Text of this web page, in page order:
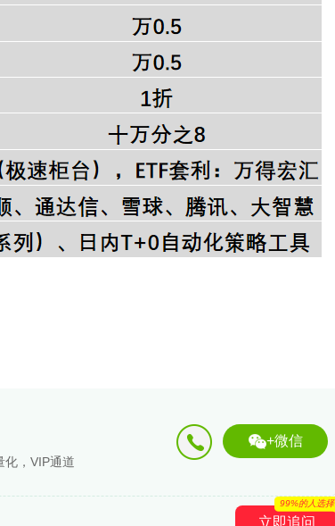
化，VIP通道
+微信
立即追问
99%的人选择